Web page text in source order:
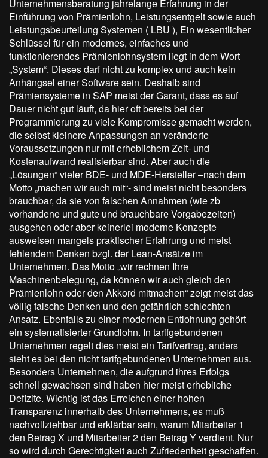
Unternehmensberatung jahrelange Erfahrung in der
Einführung von Prämienlohn, Leistungsentgelt sowie auch
Leistungsbeurteilung Systemen ( LBU ), Ein wesentlicher
Schlüssel für ein modernes, einfaches und
funktionierendes Prämienlohnsystem liegt in dem Wort
„System“. Dieses darf nicht zu komplex und auch kein
Anhängsel einer Software sein. Deshalb sind
Prämiensysteme in SAP meist der Garant, dass es auf
Dauer nicht gut läuft, da hier oft bereits bei der
Programmierung zu viele Kompromisse gemacht werden,
die selbst kleinere Anpassungen an veränderte
Voraussetzungen nur mit erheblichem Zeit- und
Kostenaufwand realisierbar sind. Aber auch die
„Lösungen“ vieler BDE- und MDE-Hersteller –nach dem
Motto „machen wir auch mit“- sind meist nicht besonders
brauchbar, da sie von falschen Annahmen (wie zb
vorhandene und gute und brauchbare Vorgabezeiten)
ausgehen oder aber keinerlei moderne Konzepte
ausweisen mangels praktischer Erfahrung und meist
fehlendem Denken bzgl. der Lean-Ansätze im
Unternehmen. Das Motto „wir rechnen Ihre
Maschinenbelegung, da können wir auch gleich den
Prämienlohn oder den Akkord mitmachen“ zeigt meist das
völlig falsche Denken und den gefährlich schlechten
Ansatz. Ebenfalls zu einer modernen Entlohnung gehört
ein systematisierter Grundlohn. In tarifgebundenen
Unternehmen regelt dies meist ein Tarifvertrag, anders
sieht es bei den nicht tarifgebundenen Unternehmen aus.
Besonders Unternehmen, die aufgrund ihres Erfolgs
schnell gewachsen sind haben hier meist erhebliche
Defizite. Wichtig ist das Erreichen einer hohen
Transparenz innerhalb des Unternehmens, es muß
nachvollziehbar und erklärbar sein, warum Mitarbeiter 1
den Betrag X und Mitarbeiter 2 den Betrag Y verdient. Nur
so wird durch Gerechtigkeit auch Zufriedenheit geschaffen.